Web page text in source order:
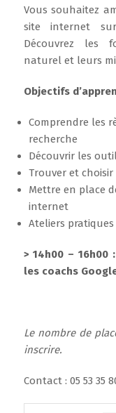
Vous souhaitez
site internet
Découvrez les
naturel et leurs
Objectifs
Comprendre les
recherche
Découvrir les
Trouver et
Mettre en place
internet
Ateliers pratiques
> 14h00 – 16h00
les coachs
Le nombre de
inscrire.
Contact : 05 53 35